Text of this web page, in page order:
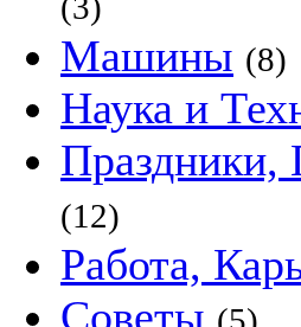
Машины (8)
Наука и
Праздники,
(12)
Работа,
Советы